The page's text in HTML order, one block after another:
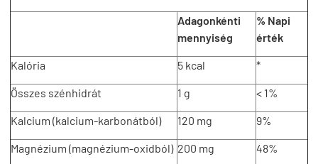
Adagonkénti
mennyiség
% Napi
érték
Kalória 5 kcal *
Összes szénhidrát 1 g < 1%
Kalcium (kalcium-karbonátból) 120 mg 9%
Magnézium (magnézium-oxidból) 200 mg 48%